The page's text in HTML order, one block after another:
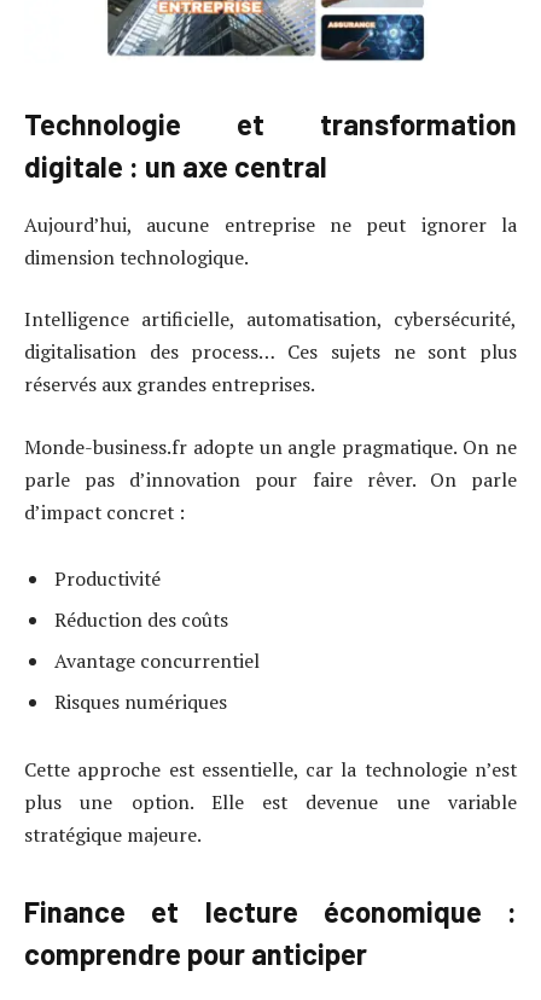
Technologie et transformation
digitale : un axe central
Aujourd’hui, aucune entreprise ne peut ignorer la
dimension technologique.
Intelligence artificielle, automatisation, cybersécurité,
digitalisation des process… Ces sujets ne sont plus
réservés aux grandes entreprises.
Monde-business.fr adopte un angle pragmatique. On ne
parle pas d’innovation pour faire rêver. On parle
d’impact concret :
Productivité
Réduction des coûts
Avantage concurrentiel
Risques numériques
Cette approche est essentielle, car la technologie n’est
plus une option. Elle est devenue une variable
stratégique majeure.
Finance et lecture économique :
comprendre pour anticiper